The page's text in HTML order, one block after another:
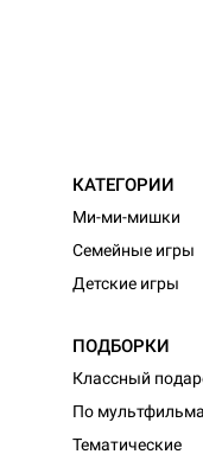
КАТЕГОРИИ
Ми-ми-мишки
Семейные игры
Детские игры
ПОДБОРКИ
Классный
По
Тематические